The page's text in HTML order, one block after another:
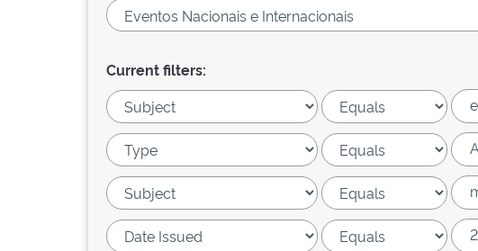
Current filters: